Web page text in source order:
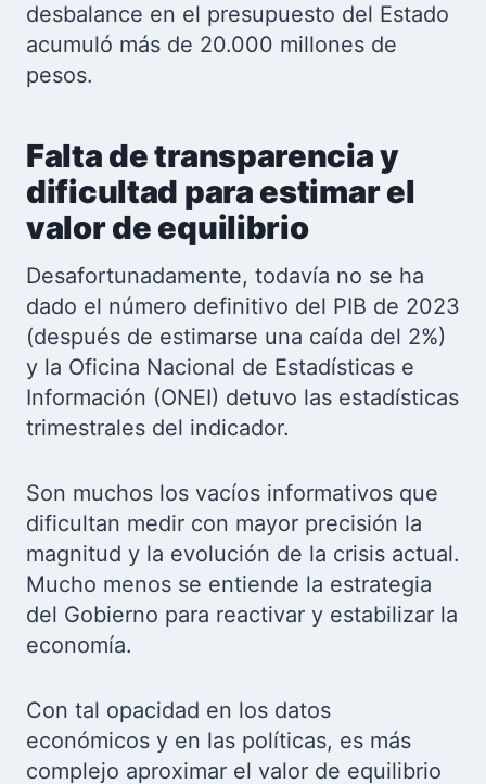
desbalance en el presupuesto del Estado
acumuló más de 20.000 millones de
pesos.
Falta de transparencia y
dificultad para estimar el
valor de equilibrio
Desafortunadamente, todavía no se ha
dado el número definitivo del PIB de 2023
(después de estimarse una caída del 2%)
y la Oficina Nacional de Estadísticas e
Información (ONEI) detuvo las estadísticas
trimestrales del indicador.
Son muchos los vacíos informativos que
dificultan medir con mayor precisión la
magnitud y la evolución de la crisis actual.
Mucho menos se entiende la estrategia
del Gobierno para reactivar y estabilizar la
economía.
Con tal opacidad en los datos
económicos y en las políticas, es más
complejo aproximar el valor de equilibrio